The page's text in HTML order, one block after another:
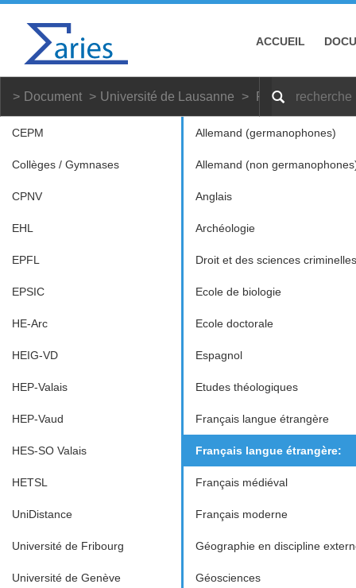
ACCUEIL
Document Université de Lausanne Français langue
CEPM
Collèges / Gymnases
CPNV
EHL
EPFL
EPSIC
HE-Arc
HEIG-VD
HEP-Valais
HEP-Vaud
HES-SO Valais
HETSL
UniDistance
Université de Fribourg
Université de Genève
Allemand (germanophones)
Allemand (non
Anglais
Archéologie
Droit et des sciences criminelles
Ecole de biologie
Ecole doctorale
Espagnol
Etudes théologiques
Français langue étrangère
Français langue étrangère:
Français médiéval
Français moderne
Géographie en discipline
Géosciences